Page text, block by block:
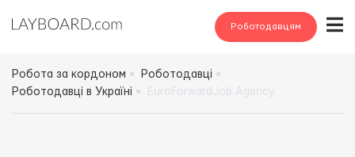
Роботодавцям
Робота за кордоном
Роботодавці
Роботодавці в Україні